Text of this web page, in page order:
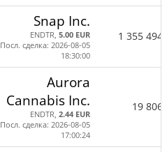
Snap Inc.
ENDTR, 5.00 EUR
Посл. сделка: 2026-08-05
18:30:00
1 355 494
Aurora
Cannabis Inc.
ENDTR, 2.44 EUR
Посл. сделка: 2026-08-05
17:00:24
19 806